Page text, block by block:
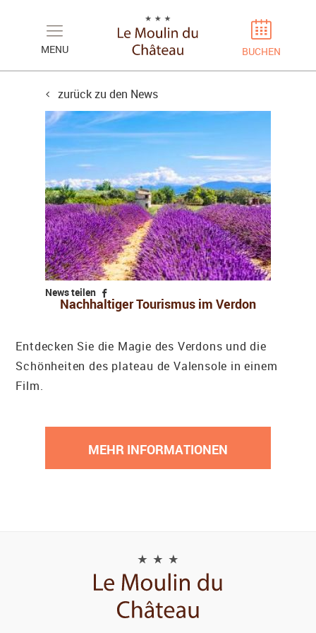
MENU BUCHEN
zurück zu den News
News teilen
Nachhaltiger Tourismus im Verdon
Entdecken Sie die Magie des Verdons und die
Schönheiten des plateau de Valensole in einem
Film.
MEHR INFORMATIONEN